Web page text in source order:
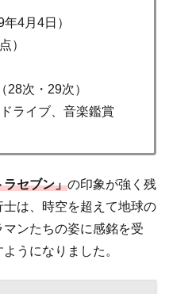
4月4日）
）
28次・29次）
ライブ、音楽鑑賞
ラセブン」の印象が強く残
は、時空を超えて地球の
ンたちの姿に感銘を受
うになりました。